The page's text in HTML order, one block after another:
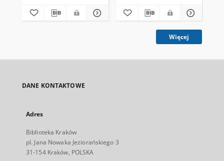
Więcej
DANE KONTAKTOWE
Adres
Biblioteka Kraków
pl. Jana Nowaka Jeziorańskiego 3
31-154 Kraków, POLSKA